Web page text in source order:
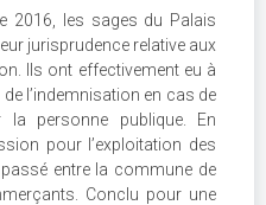
2016, les sages du Palais
jurisprudence relative aux
Ils ont effectivement eu à
l’indemnisation en cas de
la personne publique. En
pour l’exploitation des
entre la commune de
Conclu pour une